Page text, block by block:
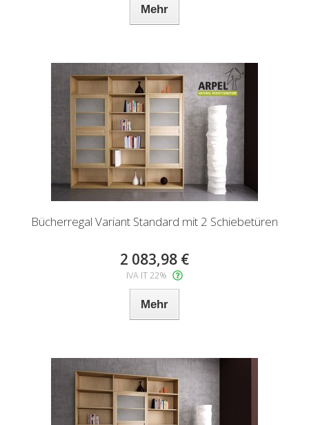
Mehr
Bücherregal Variant Standard mit 2 Schiebetüren
2 083,98 €
IVA IT 22%
Mehr